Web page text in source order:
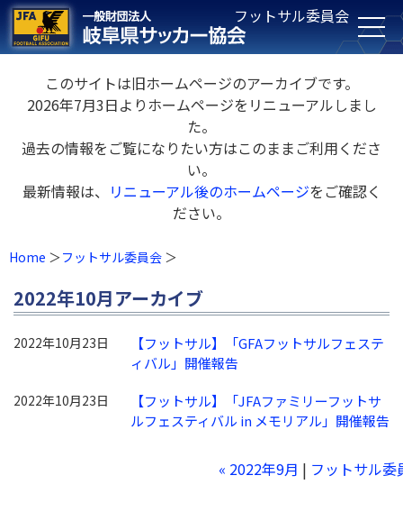
フットサル委員会
このサイトは旧ホームページのアーカイブです。
2026年7月3日よりホームページをリニューアルしまし
た。
過去の情報をご覧になりたい方はこのままご利用くださ
い。
最新情報は、 リニューアル後のホームページをご確認く
ださい。
Home フットサル委員会
2022年10月アーカイブ
2022年10月23日
【フットサル】「GFAフットサルフェステ
ィバル」開催報告
2022年10月23日
【フットサル】「JFAファミリーフットサ
ルフェスティバル in メモリアル」開催報告
« 2022年9月 | フットサル委